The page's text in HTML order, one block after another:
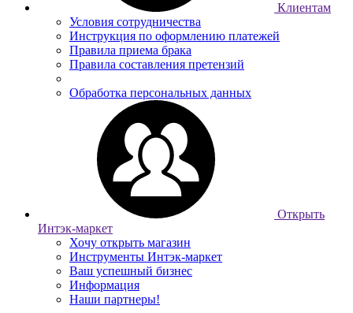
Клиентам
Условия сотрудничества
Инструкция по оформлению платежей
Правила приема брака
Правила составления претензий
Обработка персональных данных
Открыть
Интэк-маркет
Хочу открыть магазин
Инструменты Интэк-маркет
Ваш успешный бизнес
Информация
Наши партнеры!